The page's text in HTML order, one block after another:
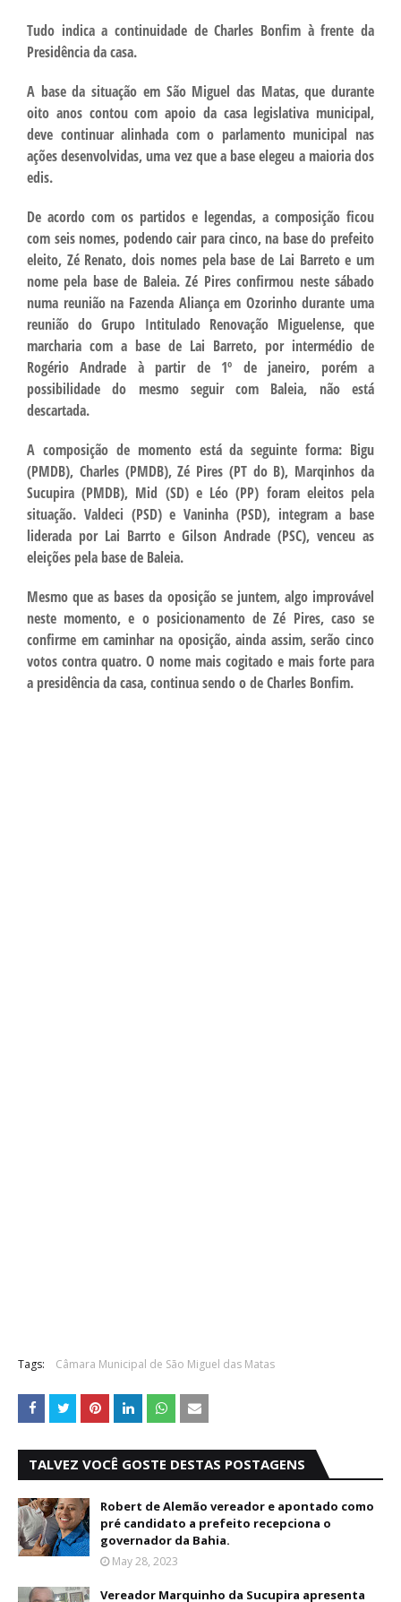
Tudo indica a continuidade de Charles Bonfim à frente da
Presidência da casa.
A base da situação em São Miguel das Matas, que durante
oito anos contou com apoio da casa legislativa municipal,
deve continuar alinhada com o parlamento municipal nas
ações desenvolvidas, uma vez que a base elegeu a maioria dos
edis.
De acordo com os partidos e legendas, a composição ficou
com seis nomes, podendo cair para cinco, na base do prefeito
eleito, Zé Renato, dois nomes pela base de Lai Barreto e um
nome pela base de Baleia. Zé Pires confirmou neste sábado
numa reunião na Fazenda Aliança em Ozorinho durante uma
reunião do Grupo Intitulado Renovação Miguelense, que
marcharia com a base de Lai Barreto, por intermédio de
Rogério Andrade à partir de 1º de janeiro, porém a
possibilidade do mesmo seguir com Baleia, não está
descartada.
A composição de momento está da seguinte forma: Bigu
(PMDB), Charles (PMDB), Zé Pires (PT do B), Marqinhos da
Sucupira (PMDB), Mid (SD) e Léo (PP) foram eleitos pela
situação. Valdeci (PSD) e Vaninha (PSD), integram a base
liderada por Lai Barrto e Gilson Andrade (PSC), venceu as
eleições pela base de Baleia.
Mesmo que as bases da oposição se juntem, algo improvável
neste momento, e o posicionamento de Zé Pires, caso se
confirme em caminhar na oposição, ainda assim, serão cinco
votos contra quatro. O nome mais cogitado e mais forte para
a presidência da casa, continua sendo o de Charles Bonfim.
Tags: Câmara Municipal de São Miguel das Matas
TALVEZ VOCÊ GOSTE DESTAS POSTAGENS
Robert de Alemão vereador e apontado como
pré candidato a prefeito recepciona o
governador da Bahia.
May 28, 2023
Vereador Marquinho da Sucupira apresenta